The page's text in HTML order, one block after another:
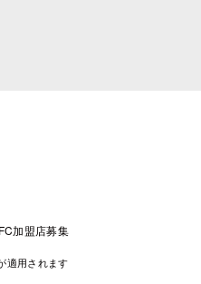
FC加盟店募集
適用されます